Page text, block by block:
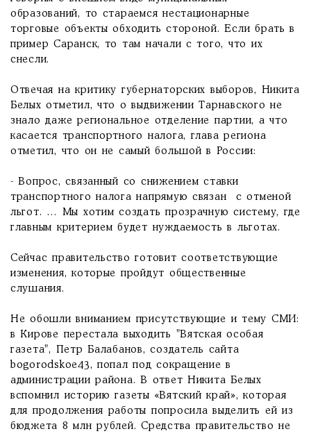
образований, то стараемся нестационарные
торговые объекты обходить стороной. Если брать в
пример Саранск, то там начали с того, что их
снесли.
Отвечая на критику губернаторских выборов, Никита
Белых отметил, что о выдвижении Тарнавского не
знало даже региональное отделение партии, а что
касается транспортного налога, глава региона
отметил, что он не самый большой в России:
- Вопрос, связанный со снижением ставки
транспортного налога напрямую связан с отменой
льгот. … Мы хотим создать прозрачную систему, где
главным критерием будет нуждаемость в льготах.
Сейчас правительство готовит соответствующие
изменения, которые пройдут общественные
слушания.
Не обошли вниманием присутствующие и тему СМИ:
в Кирове перестала выходить "Вятская особая
газета", Петр Балабанов, создатель сайта
bogorodskoe43, попал под сокращение в
администрации района. В ответ Никита Белых
вспомнил историю газеты «Вятский край», которая
для продолжения работы попросила выделить ей из
бюджета 8 млн рублей. Средства правительство не